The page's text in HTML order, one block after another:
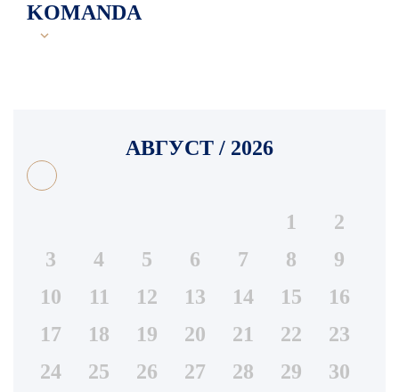
KOMANDA
АВГУСТ / 2026
1
2
3
4 5 6 7 8
9
10
11 12 13 14 15
16
17
18 19 20 21 22
23
24
25 26 27 28 29
30